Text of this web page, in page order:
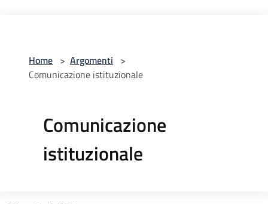
Home > Argomenti >
Comunicazione istituzionale
Comunicazione
istituzionale